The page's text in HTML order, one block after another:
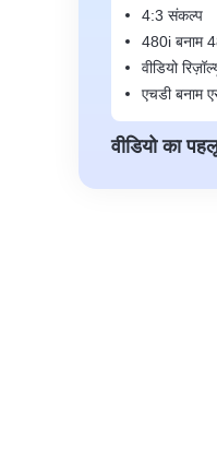
4:3 संकल्प
480i बनाम
वीडियो
एचडी बनाम
वीडियो का